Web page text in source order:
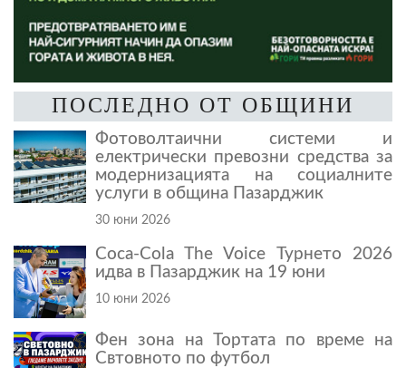
ПОСЛЕДНО ОТ ОБЩИНИ
Фотоволтаични системи и
електрически превозни средства за
модернизацията на социалните
услуги в община Пазарджик
30 юни 2026
Coca-Cola The Voice Турнето 2026
идва в Пазарджик на 19 юни
10 юни 2026
Фен зона на Тортата по време на
Свтовното по футбол